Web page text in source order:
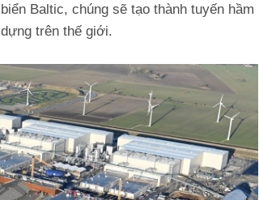
Baltic, chúng sẽ tạo thành tuyến hầm
trên thế giới.